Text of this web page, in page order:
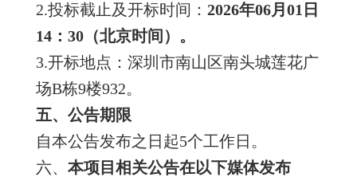
2.投标截止及开标时间： 2026年06月 01 日
14： 30（北京时间）。
3.开标地点：深圳市南山区南头城莲花广
场B栋9楼932。
五、公告期限
自本公告发布之日起5个工作日。
六、 本项目相关公告在以下媒体发布